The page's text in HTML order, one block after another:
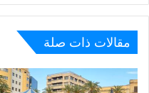
مقالات ذات صلة